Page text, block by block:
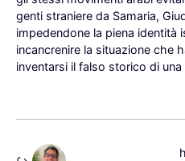
genti straniere da Samaria,
impedendone la piena identità
incancrenire la situazione che
inventarsi il falso storico di una